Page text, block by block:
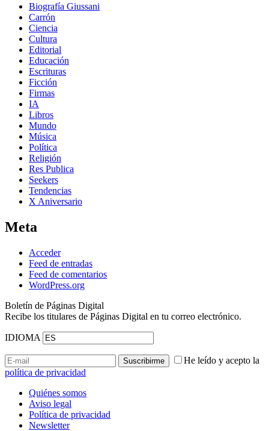
Biografía Giussani
Carrón
Ciencia
Cultura
Editorial
Educación
Escrituras
Ficción
Firmas
IA
Libros
Mundo
Música
Política
Religión
Res Publica
Seekers
Tendencias
X Aniversario
Meta
Acceder
Feed de entradas
Feed de comentarios
WordPress.org
Boletín de Páginas Digital
Recibe los titulares de Páginas Digital en tu correo electrónico.
IDIOMA
He leído y acepto la
política de privacidad
Quiénes somos
Aviso legal
Política de privacidad
Newsletter